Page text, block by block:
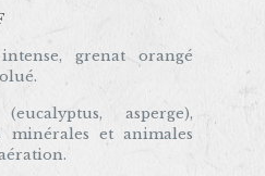
grenat orangé
asperge),
minérales et animales